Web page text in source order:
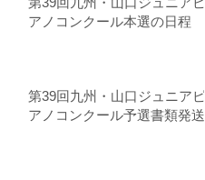
アノコンクール本選の日程
第39回九州・山口ジュニアピ
アノコンクール予選書類発送